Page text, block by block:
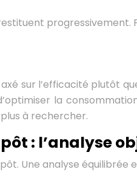
progressivement.
sur l’efficacité plutôt
la
à rechercher.
: l’analyse
Une analyse équilibrée